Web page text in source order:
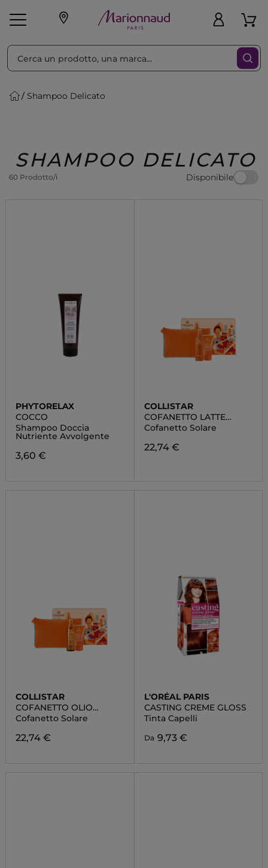
Make-up Profumi
Regalo
Shampoo Delicato
SHAMPOO DELICATO
60 Prodotto/i Disponibile
Ordina per Filtra
PHYTORELAX
COCCO
Shampoo Doccia
Nutriente Avvolgente
3,60 €
COLLISTAR
COFANETTO LATTE
SPRAY ABBRONZANTE
IDRATANTE SPF 20
Cofanetto Solare
22,74 €
COLLISTAR
COFANETTO OLIO
SECCO
SUPERABBRONZANTE
IDRATANTE SPF 6
Cofanetto Solare
22,74 €
L'ORÉAL PARIS
CASTING CREME GLOSS
Tinta Capelli
Da 9,73 €